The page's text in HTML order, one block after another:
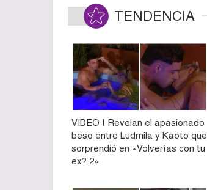
TENDENCIA
VIDEO | Revelan el apasionado
beso entre Ludmila y Kaoto que
sorprendió en «Volverías con tu
ex? 2»